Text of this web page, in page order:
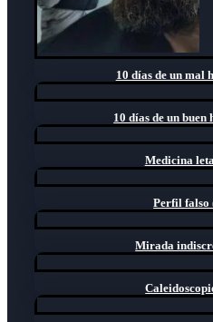
10 días de un mal
10 días de un buen
Medicina
Perfil falso
Mirada